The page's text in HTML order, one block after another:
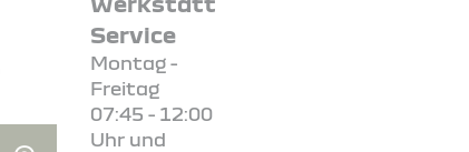
Service
Montag -
Freitag
07:45 - 12:00
Uhr und